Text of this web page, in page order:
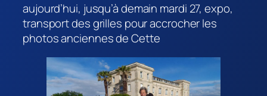
aujourd’hui, jusqu’à demain mardi 27, expo,
transport des grilles pour accrocher les
photos anciennes de Cette